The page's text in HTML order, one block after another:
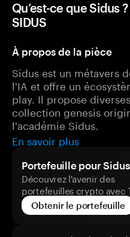
Qu’est-ce que Sidus
SIDUS
À propos de la pièce
Sidus est un métavers
l'IA et offre un
play. Il propose
collection genesis
l'académie Sidus.
En savoir plus
Portefeuille pour Sidus
Découvrez l'avenir des
portefeuilles crypto avec
Obtenir le portefeuille